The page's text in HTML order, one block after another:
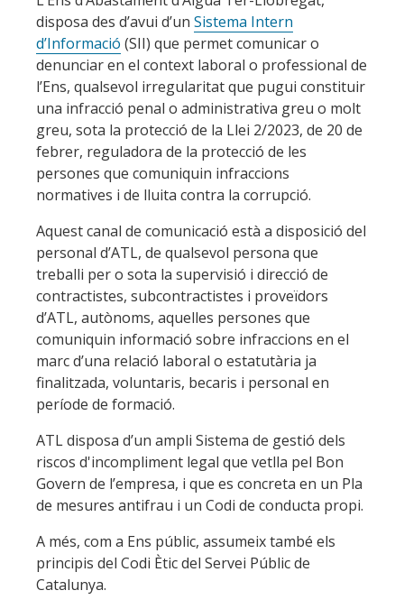
disposa des d’avui d’un Sistema Intern
d’Informació (SII) que permet comunicar o
denunciar en el context laboral o professional de
l’Ens, qualsevol irregularitat que pugui constituir
una infracció penal o administrativa greu o molt
greu, sota la protecció de la Llei 2/2023, de 20 de
febrer, reguladora de la protecció de les
persones que comuniquin infraccions
normatives i de lluita contra la corrupció.
Aquest canal de comunicació està a disposició del
personal d’ATL, de qualsevol persona que
treballi per o sota la supervisió i direcció de
contractistes, subcontractistes i proveïdors
d’ATL, autònoms, aquelles persones que
comuniquin informació sobre infraccions en el
marc d’una relació laboral o estatutària ja
finalitzada, voluntaris, becaris i personal en
període de formació.
ATL disposa d’un ampli Sistema de gestió dels
riscos d'incompliment legal que vetlla pel Bon
Govern de l’empresa, i que es concreta en un Pla
de mesures antifrau i un Codi de conducta propi.
A més, com a Ens públic, assumeix també els
principis del Codi Ètic del Servei Públic de
Catalunya.